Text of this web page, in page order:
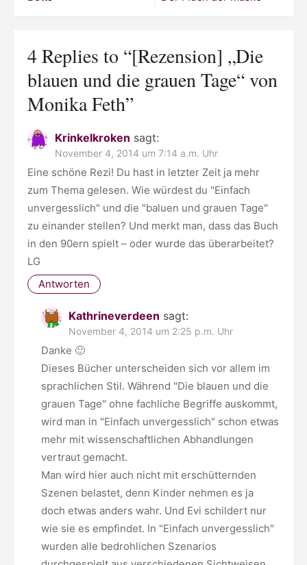
4 Replies to “[Rezension] „Die
blauen und die grauen Tage“ von
Monika Feth”
Krinkelkroken sagt:
November 4, 2014 um 7:14 a.m. Uhr
Eine schöne Rezi! Du hast in letzter Zeit ja mehr
zum Thema gelesen. Wie würdest du "Einfach
unvergesslich" und die "baluen und grauen Tage"
zu einander stellen? Und merkt man, dass das Buch
in den 90ern spielt – oder wurde das überarbeitet?
LG
Antworten
Kathrineverdeen sagt:
November 4, 2014 um 2:25 p.m. Uhr
Danke 🙂
Dieses Bücher unterscheiden sich vor allem im
sprachlichen Stil. Während "Die blauen und die
grauen Tage" ohne fachliche Begriffe auskommt,
wird man in "Einfach unvergesslich" schon etwas
mehr mit wissenschaftlichen Abhandlungen
vertraut gemacht.
Man wird hier auch nicht mit erschütternden
Szenen belastet, denn Kinder nehmen es ja
doch etwas anders wahr. Und Evi schildert nur
wie sie es empfindet. In "Einfach unvergesslich"
wurden alle bedrohlichen Szenarios